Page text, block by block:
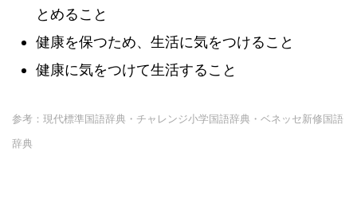
とめること
健康を保つため、生活に気をつけること
健康に気をつけて生活すること
参考：現代標準国語辞典・チャレンジ小学国語辞典・ベネッセ新修国語
辞典